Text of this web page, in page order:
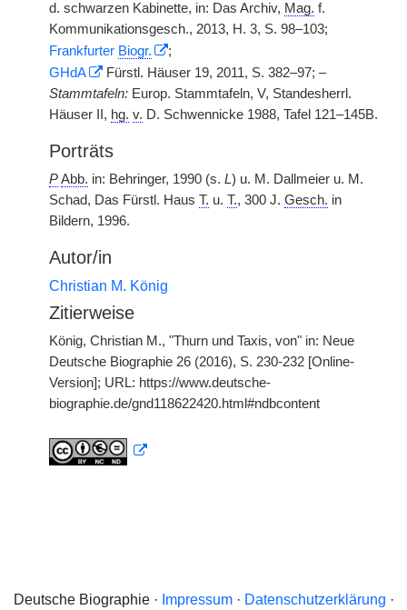
d. schwarzen Kabinette, in: Das Archiv, Mag. f.
Kommunikationsgesch., 2013, H. 3, S. 98–103;
Frankfurter Biogr.
;
GHdA
Fürstl. Häuser 19, 2011, S. 382–97; –
Stammtafeln: Europ. Stammtafeln, V, Standesherrl.
Häuser II, hg. v. D. Schwennicke 1988, Tafel 121–145B.
Porträts
PAbb. in: Behringer, 1990 (s. L) u. M. Dallmeier u. M.
Schad, Das Fürstl. Haus T. u. T., 300 J. Gesch. in
Bildern, 1996.
Autor/in
Christian M. König
Zitierweise
König, Christian M., "Thurn und Taxis, von" in: Neue
Deutsche Biographie 26 (2016), S. 230-232 [Online-
Version]; URL: https://www.deutsche-
biographie.de/gnd118622420.html#ndbcontent
Deutsche Biographie · Impressum· Datenschutzerklärung ·